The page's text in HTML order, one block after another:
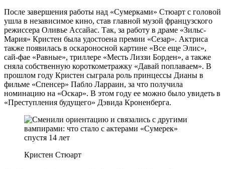
После завершения работы над «Сумерками» Стюарт с головой
ушла в независимое кино, став главной музой французского
режиссера Оливье Ассайас. Так, за работу в драме «Зильс-
Мария» Кристен была удостоена премии «Сезар». Актриса
также появилась в оскароносной картине «Все еще Элис»,
сай-фае «Равные», триллере «Месть Лиззи Борден», а также
сняла собственную короткометражку «Давай поплаваем». В
прошлом году Кристен сыграла роль принцессы Дианы в
фильме «Спенсер» Пабло Ларраин, за что получила
номинацию на «Оскар». В этом году ее можно было увидеть в
«Преступления будущего» Дэвида Кроненберга.
Кристен Стюарт